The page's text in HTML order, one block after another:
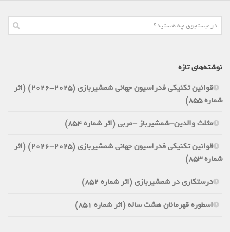
نوشته‌های تازه
قوانین تکنیکی فدراسیون جهانی شمشیربازی (2025-2026) (اثر
شماره 855)
مثلث والدین-شمشیرباز -مربی (اثر شماره 854)
قوانین تکنیکی فدراسیون جهانی شمشیربازی (2025-2026) (اثر
شماره 853)
درستکاری در شمشیربازی (اثر شماره 852)
اسطوره قهرمانان هشت ساله (اثر شماره 851)